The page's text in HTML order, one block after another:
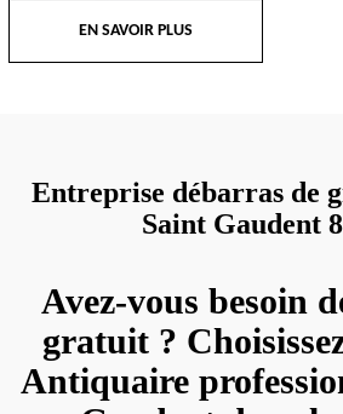
EN SAVOIR PLUS
Entreprise débarras de
Saint Gaudent
Avez-vous besoin
gratuit ?
Antiquaire